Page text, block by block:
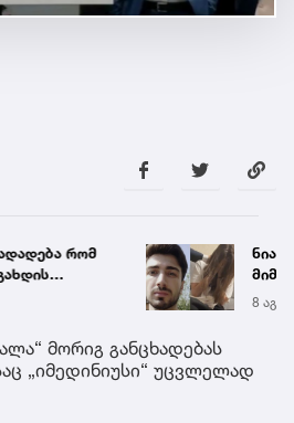
რომ
რატომ იყო
- გიგა
ნია
8 აგვ
მორიგ განცხადებას
„იმედინიუსი“ უცვლელად